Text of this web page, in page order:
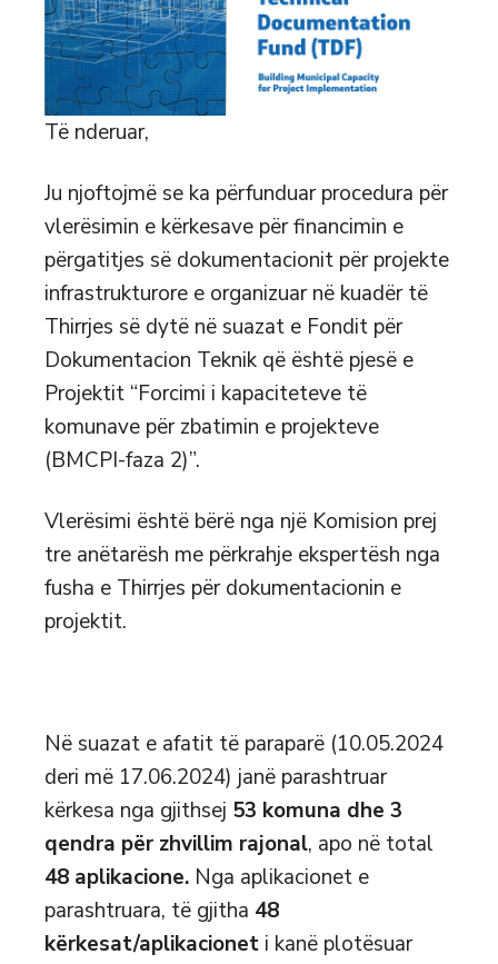
Të nderuar,
Ju njoftojmë se ka përfunduar procedura për
vlerësimin e kërkesave për financimin e
përgatitjes së dokumentacionit për projekte
infrastrukturore e organizuar në kuadër të
Thirrjes së dytë në suazat e Fondit për
Dokumentacion Teknik që është pjesë e
Projektit “Forcimi i kapaciteteve të
komunave për zbatimin e projekteve
(BMCPI-faza 2)”.
Vlerësimi është bërë nga një Komision prej
tre anëtarësh me përkrahje ekspertësh nga
fusha e Thirrjes për dokumentacionin e
projektit.
Në suazat e afatit të paraparë (10.05.2024
deri më 17.06.2024) janë parashtruar
kërkesa nga gjithsej 53 komuna dhe3
qendra për zhvillim rajonal, apo në total
48 aplikacione. Nga aplikacionet e
parashtruara, të gjitha 48
kërkesat/aplikacionet i kanë plotësuar